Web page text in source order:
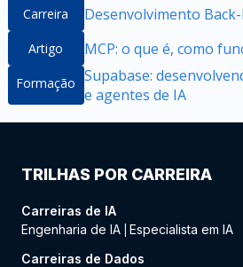
Carreira Desenvolvimento
Artigo MCP: o que é, como
Formação Supabase:
e agentes de IA
TRILHAS POR CARREIRA
Carreiras de IA
Engenharia de IA Especialista em IA
Carreiras de Dados